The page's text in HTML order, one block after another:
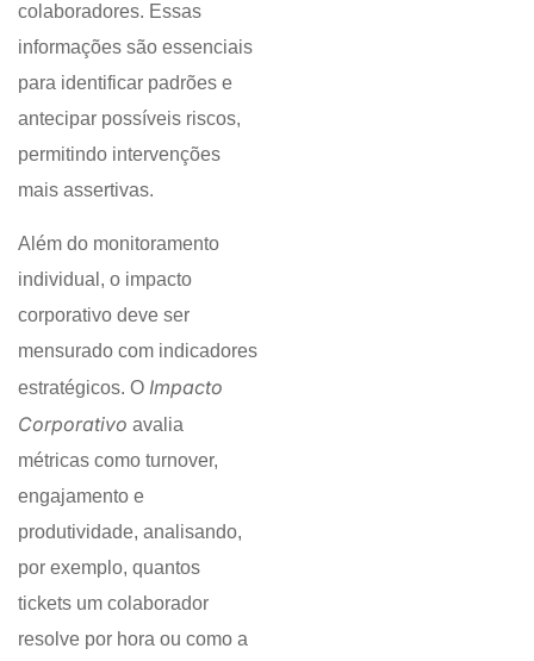
colaboradores. Essas
informações são essenciais
para identificar padrões e
antecipar possíveis riscos,
permitindo intervenções
mais assertivas.
Além do monitoramento
individual, o impacto
corporativo deve ser
mensurado com indicadores
estratégicos. O Impacto
Corporativo avalia
métricas como turnover,
engajamento e
produtividade, analisando,
por exemplo, quantos
tickets um colaborador
resolve por hora ou como a